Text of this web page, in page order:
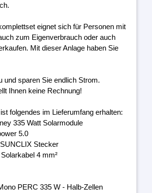
eignet sich für Personen mit
zum Eigenverbrauch oder auch
Mit dieser Anlage haben Sie
und sparen Sie endlich Strom.
Ihnen keine Rechnung!
folgendes im Lieferumfang erhalten:
335 Watt Solarmodule
5.0
Stecker
4 mm²
PERC 335 W - Halb-Zellen